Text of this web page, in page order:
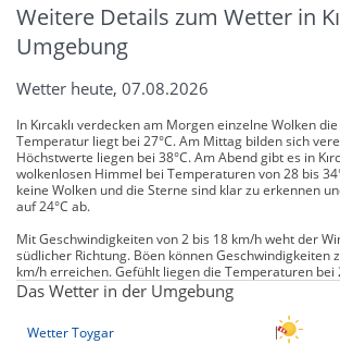
Weitere Details zum Wetter in
Umgebung
Wetter heute, 07.08.2026
In Kırcaklı verdecken am Morgen einzelne Wolken
Temperatur liegt bei 27°C. Am Mittag bilden sich
Höchstwerte liegen bei 38°C. Am Abend gibt es in
wolkenlosen Himmel bei Temperaturen von 28 bis
keine Wolken und die Sterne sind klar zu erkennen
auf 24°C ab.
Mit Geschwindigkeiten von 2 bis 18 km/h weht der
südlicher Richtung. Böen können Geschwindigkeiten
km/h erreichen. Gefühlt liegen die Temperaturen bei
Das Wetter in der Umgebung
Wetter Toygar